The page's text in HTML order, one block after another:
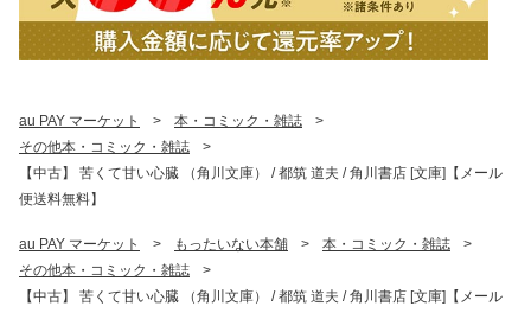
au PAY マーケット > 本・コミック・雑誌
>
その他本・コミック・雑誌
>
【中古】 苦くて甘い心臓 （角川文庫） / 都筑 道夫 / 角川書店 [文庫]【メール
便送料無料】
au PAY マーケット > もったいない本舗 > 本・コミック・雑誌
>
その他本・コミック・雑誌
>
【中古】 苦くて甘い心臓 （角川文庫） / 都筑 道夫 / 角川書店 [文庫]【メール